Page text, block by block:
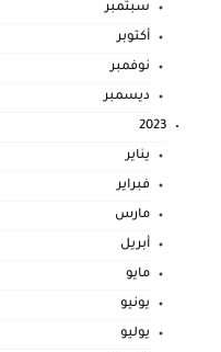
سبتمبر
أكتوبر
نوفمبر
ديسمبر
2023
يناير
فبراير
مارس
أبريل
مايو
يونيو
يوليو